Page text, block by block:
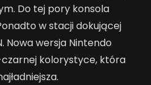
Do tej pory konsola
w stacji dokującej
Nowa wersja Nintendo
kolorystyce, która